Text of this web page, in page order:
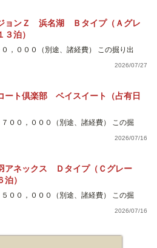
ョンＺ 浜名湖 Ｂタイプ（Ａグレ
泊）
０００（別途、諸経費） この掘り出
2026/07/27
ート倶楽部 ベイスイート（占有日
０，０００（別途、諸経費） この掘
2026/07/16
アネックス Ｄタイプ（Ｃグレー
泊）
０，０００（別途、諸経費） この掘
2026/07/16